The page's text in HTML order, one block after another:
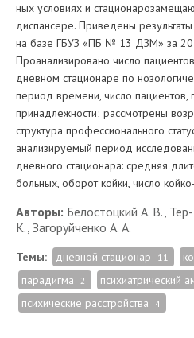
ных условиях и
диспансере. Приведены
на базе ГБУЗ «ПБ № 13 ДЗМ» за
Проанализировано число
дневном стационаре по
период времени, число
принадлежности; рассмотрены
структура профессионального
анализируемый период
дневного стационара: средняя
больных, оборот койки, число
Авторы: Белостоцкий А. В.,
К., Загоруйченко А. А.
Темы: дневной стационар 11
парадигма 2 психиатрический
психические расстройства 4